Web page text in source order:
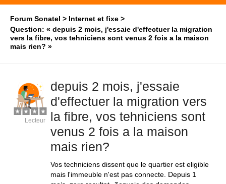
Forum Sonatel
Internet et fixe
Question: « depuis 2 mois, j'essaie d'effectuer la migration
vers la fibre, vos tehniciens sont venus 2 fois a la maison
mais rien? »
depuis 2 mois, j'essaie
d'effectuer la migration vers
la fibre, vos tehniciens sont
venus 2 fois a la maison
mais rien?
Vos techniciens dissent que le quartier est eligible
mais l'immeuble n'est pas connecte. Depuis 1
Lecteur